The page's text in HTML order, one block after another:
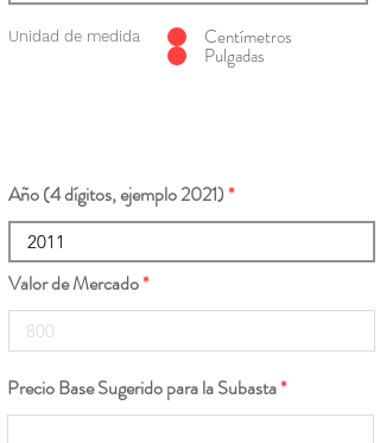
Unidad de medida Centímetros
Pulgadas
Año (4 dígitos, ejemplo 2021)
Valor de Mercado
Precio Base Sugerido para la Subasta